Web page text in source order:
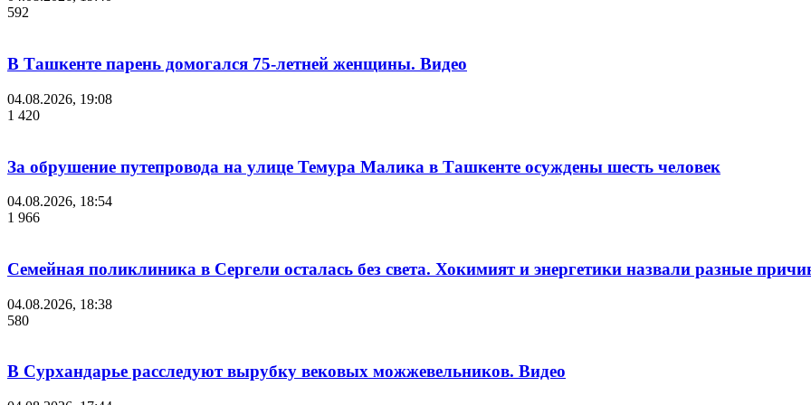
592
В Ташкенте парень домогался 75-летней женщины. Видео
04.08.2026, 19:08
1 420
За обрушение путепровода на улице Темура Малика в Ташкенте осуждены шесть человек
04.08.2026, 18:54
1 966
Семейная поликлиника в Сергели осталась без света. Хокимият и энергетики назвали разные
04.08.2026, 18:38
580
В Сурхандарье расследуют вырубку вековых можжевельников. Видео